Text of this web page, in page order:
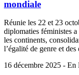
mondiale
Réunie les 22 et 23
diplomaties féministes
les continents,
l’égalité de genre et
16 décembre 2025 - En